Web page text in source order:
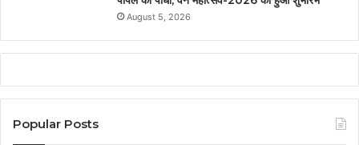
August 5, 2026
Popular Posts